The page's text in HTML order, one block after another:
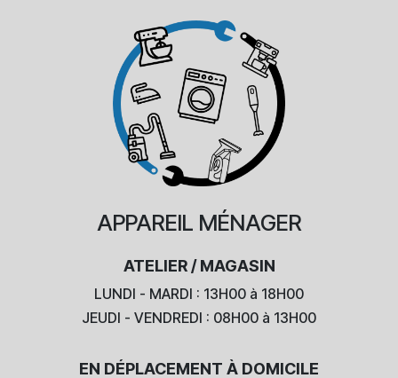
APPAREIL MÉNAGER
ATELIER / MAGASIN
LUNDI - MARDI : 13H00 à 18H00
JEUDI - VENDREDI : 08H00 à 13H00
EN DÉPLACEMENT À DOMICILE